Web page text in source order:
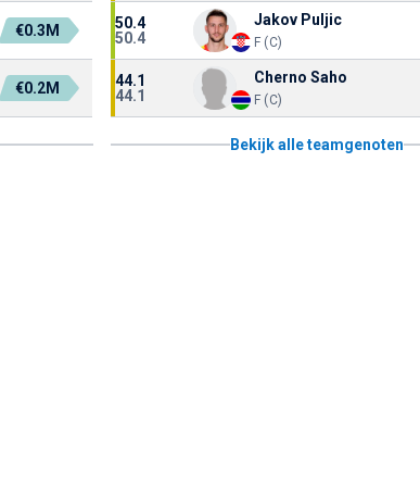
€0.3M
€0.2M
50.4
50.4
Jakov Puljic
F (C)
44.1
44.1
Cherno Saho
F (C)
Bekijk alle teamgenoten